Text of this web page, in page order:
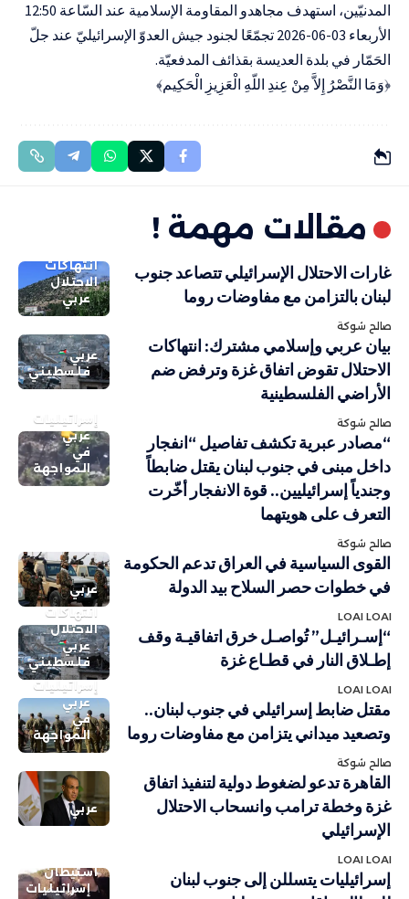
المدنيّين، استهدف مجاهدو المقاومة الإسلامية عند السّاعة 12:50
الأربعاء 03-06-2026‏ تجمّعًا لجنود جيش العدوّ الإسرائيليّ عند جلّ
الحَمّار في بلدة العديسة بقذائف المدفعيّة.
﴿وَمَا النَّصْرُ إِلاَّ مِنْ عِندِ اللّهِ الْعَزِيزِ الْحَكِيم﴾‏
مقالات مهمة !
انتهاكات
الاحتلال
عربي
غارات الاحتلال الإسرائيلي تتصاعد جنوب
لبنان بالتزامن مع مفاوضات روما
صالح شوكة
عربي
فلسطيني
بيان عربي وإسلامي مشترك: انتهاكات
الاحتلال تقوض اتفاق غزة وترفض ضم
الأراضي الفلسطينية
صالح شوكة
إسرائيليات
عربي
في
المواجهة
“مصادر عبرية تكشف تفاصيل “انفجار
داخل مبنى في جنوب لبنان يقتل ضابطاً
وجندياً إسرائيليين.. قوة الانفجار أخّرت
التعرف على هويتهما
صالح شوكة
عربي
القوى السياسية في العراق تدعم الحكومة
في خطوات حصر السلاح بيد الدولة
LOAI LOAI
انتهاكات
الاحتلال
عربي
فلسطيني
“إسـرائيـل” تُواصـل خرق اتفاقيـة وقف
إطـلاق النار في قطـاع غزة
LOAI LOAI
إسرائيليات
عربي
في
المواجهة
مقتل ضابط إسرائيلي في جنوب لبنان..
وتصعيد ميداني يتزامن مع مفاوضات روما
صالح شوكة
عربي
القاهرة تدعو لضغوط دولية لتنفيذ اتفاق
غزة وخطة ترامب وانسحاب الاحتلال
الإسرائيلي
LOAI LOAI
استيطان
إسرائيليات
إسرائيليات يتسللن إلى جنوب لبنان